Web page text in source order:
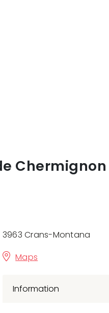
Chermignon
3963 Crans-Montana
Maps
Information